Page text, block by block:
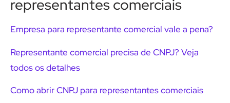
representantes comerciais
Empresa para representante comercial vale a pena?
Representante comercial precisa de CNPJ? Veja
todos os detalhes
Como abrir CNPJ para representantes comerciais